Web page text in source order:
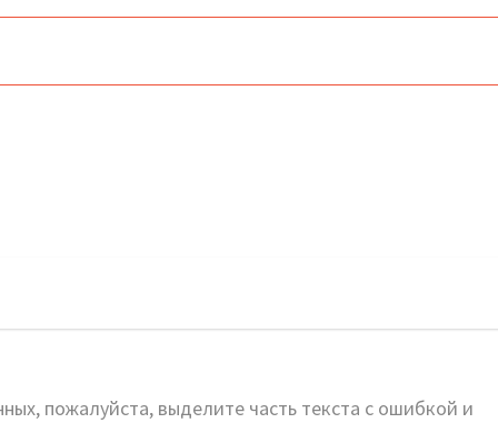
пожалуйста, выделите часть текста с ошибкой и